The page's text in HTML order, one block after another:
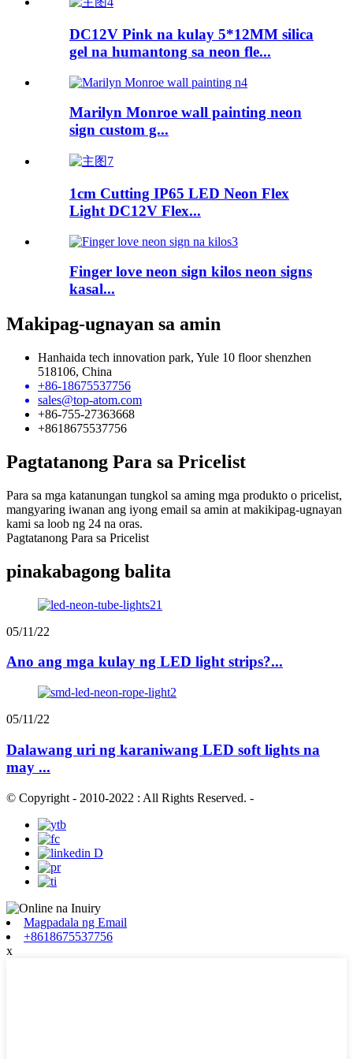
DC12V Pink na kulay 5*12MM silica
gel na humantong sa neon fle...
Marilyn Monroe wall painting neon
sign custom g...
1cm Cutting IP65 LED Neon Flex
Light DC12V Flex...
Finger love neon sign kilos neon signs
kasal...
Makipag-ugnayan sa amin
Hanhaida tech innovation park, Yule 10 floor shenzhen
518106, China
+86-18675537756
sales@top-atom.com
+86-755-27363668
+8618675537756
Pagtatanong Para sa Pricelist
Para sa mga katanungan tungkol sa aming mga produkto o pricelist,
mangyaring iwanan ang iyong email sa amin at makikipag-ugnayan
kami sa loob ng 24 na oras.
Pagtatanong Para sa Pricelist
pinakabagong balita
05/11/22
Ano ang mga kulay ng LED light strips?...
05/11/22
Dalawang uri ng karaniwang LED soft lights na
may ...
© Copyright - 2010-2022 : All Rights Reserved. -
Magpadala ng Email
+8618675537756
x